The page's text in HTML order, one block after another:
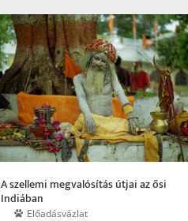
A szellemi megvalósítás útjai az ősi
Indiában
Előadásvázlat